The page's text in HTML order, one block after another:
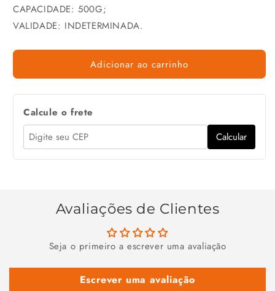
CAPACIDADE: 500G;
VALIDADE: INDETERMINADA.
Adicionar ao carrinho
Calcule o frete
Calcular
Avaliações de Clientes
Seja o primeiro a escrever uma avaliação
Escrever uma avaliação